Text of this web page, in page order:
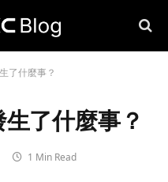
了什麼事？
了什麼事？
1 Min Read